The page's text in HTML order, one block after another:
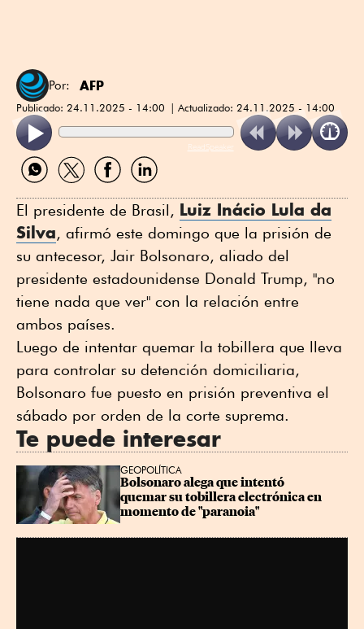
Por: AFP
Publicado: 24.11.2025 - 14:00 Actualizado: 24.11.2025 - 14:00
ReadSpeaker
Compartir
por
Compartir
por
Compartir
por
Compartir
por
El presidente de Brasil, Luiz Inácio Lula da
Silva, afirmó este domingo que la prisión de
su antecesor, Jair Bolsonaro, aliado del
presidente estadounidense Donald Trump, "no
tiene nada que ver" con la relación entre
ambos países.
Luego de intentar quemar la tobillera que lleva
para controlar su detención domiciliaria,
Bolsonaro fue puesto en prisión preventiva el
sábado por orden de la corte suprema.
Te puede interesar
GEOPOLÍTICA
Bolsonaro alega que intentó
quemar su tobillera electrónica en
momento de "paranoia"